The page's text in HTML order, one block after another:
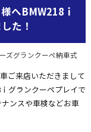
へBMW218ｉ
た！
ズグランクーペ納車式
ご来店いただきまして
グランクーペプレイで
ンスや車検などお車